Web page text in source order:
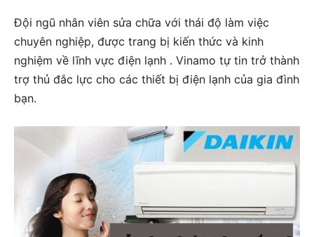
Đội ngũ nhân viên sửa chữa với thái độ làm việc
chuyên nghiệp, được trang bị kiến thức và kinh
nghiệm về lĩnh vực điện lạnh . Vinamo tự tin trở thành
trợ thủ đắc lực cho các thiết bị điện lạnh của gia đình
bạn.